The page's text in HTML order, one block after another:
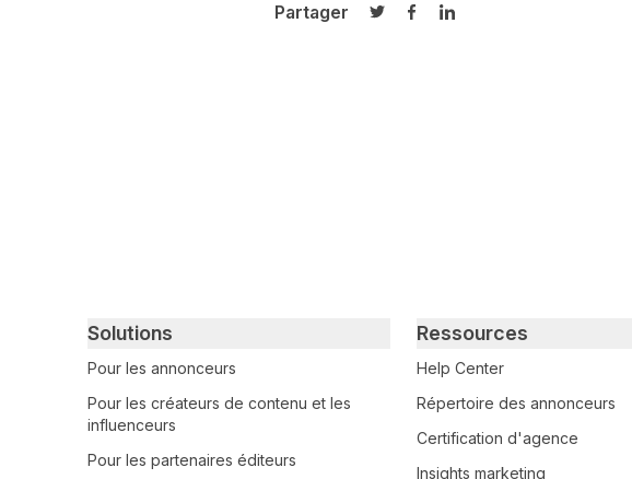
Partager
Partager sur Twitter
Partager sur Facebook
Partager sur LinkedIn
Primary footer navigation
Solutions
Pour les annonceurs
Pour les créateurs de contenu et les
influenceurs
Pour les partenaires éditeurs
Ressources
Help Center
Répertoire des annonceurs
Certification d'agence
Insights marketing